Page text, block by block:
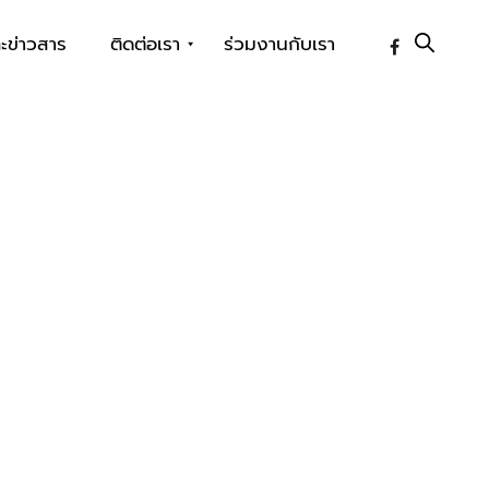
าวสาร ติดต่อเรา ร่วมงานกับเรา